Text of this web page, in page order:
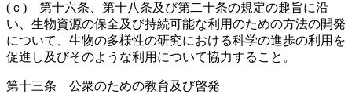
(ｃ) 第十六条、第十八条及び第二十条の規定の趣旨に沿
い、生物資源の保全及び持続可能な利用のための方法の開発
について、生物の多様性の研究における科学の進歩の利用を
促進し及びそのような利用について協力すること。
第十三条 公衆のための教育及び啓発